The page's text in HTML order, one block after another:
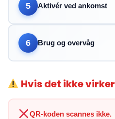
5 Aktivér ved ankomst
6 Brug og overvåg
Hvis det ikke virker
QR-koden scannes ikke.